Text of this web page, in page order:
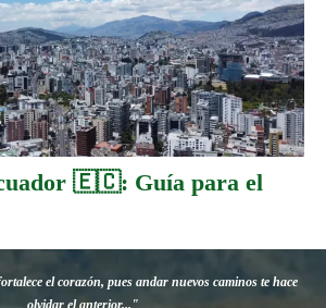
🇪🇨: Guía para el
el corazón, pues andar nuevos caminos te hace
olvidar el anterior..."